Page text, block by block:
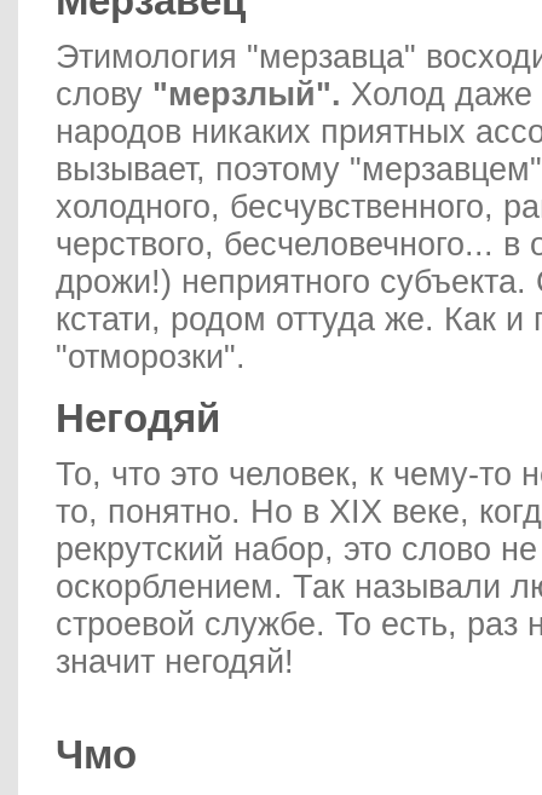
Этимология "мерзавца"
слову "мерзлый". Холод даже
народов никаких приятных
вызывает, поэтому
холодного, бесчувственного,
черствого, бесчеловечного...
дрожи!) неприятного
кстати, родом оттуда же. Как
"отморозки".
Негодяй
То, что это человек, к чему-то
то, понятно. Но в XIX веке,
рекрутский набор, это слово
оскорблением. Так называли
строевой службе. То есть,
значит негодяй!
Чмо